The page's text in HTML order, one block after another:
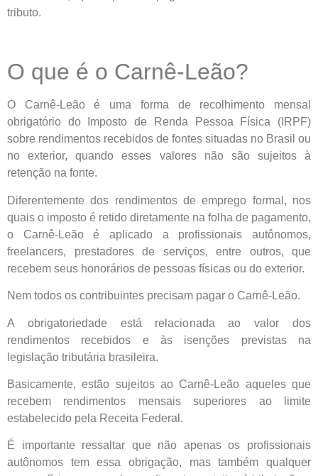
tributo.
O que é o Carnê-Leão?
O Carnê-Leão é uma forma de recolhimento mensal
obrigatório do Imposto de Renda Pessoa Física (IRPF)
sobre rendimentos recebidos de fontes situadas no Brasil ou
no exterior, quando esses valores não são sujeitos à
retenção na fonte.
Diferentemente dos rendimentos de emprego formal, nos
quais o imposto é retido diretamente na folha de pagamento,
o Carnê-Leão é aplicado a profissionais autônomos,
freelancers, prestadores de serviços, entre outros, que
recebem seus honorários de pessoas físicas ou do exterior.
Nem todos os contribuintes precisam pagar o Carnê-Leão.
A obrigatoriedade está relacionada ao valor dos
rendimentos recebidos e às isenções previstas na
legislação tributária brasileira.
Basicamente, estão sujeitos ao Carnê-Leão aqueles que
recebem rendimentos mensais superiores ao limite
estabelecido pela Receita Federal.
É importante ressaltar que não apenas os profissionais
autônomos tem essa obrigação, mas também qualquer